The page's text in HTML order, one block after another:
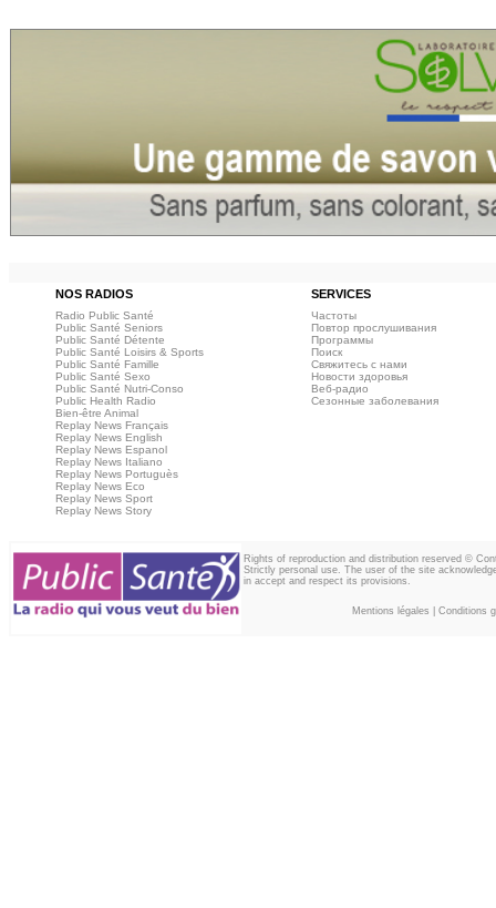
NOS RADIOS SERVICES
Radio Public Santé
Public Santé Seniors
Public Santé Détente
Public Santé Loisirs & Sports
Public Santé Famille
Public Santé Sexo
Public Santé Nutri-Conso
Public Health Radio
Bien-être Animal
Replay News Français
Replay News English
Replay News Espanol
Replay News Italiano
Replay News Portuguès
Replay News Eco
Replay News Sport
Replay News Story
Частоты
Повтор прослушивания
Программы
Поиск
Свяжитесь с нами
Новости здоровья
Веб‑радио
Сезонные заболевания
Rights of reproduction and distribution reserved ©
Strictly personal use. The user of the site
in accept and respect its provisions.
Mentions légales Conditions